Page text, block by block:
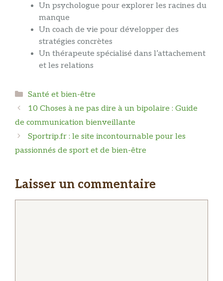
Un psychologue pour explorer les racines du
manque
Un coach de vie pour développer des
stratégies concrètes
Un thérapeute spécialisé dans l’attachement
et les relations
Catégories
Santé et bien-être
10 Choses à ne pas dire à un bipolaire : Guide
de communication bienveillante
Sportrip.fr : le site incontournable pour les
passionnés de sport et de bien-être
Laisser un commentaire